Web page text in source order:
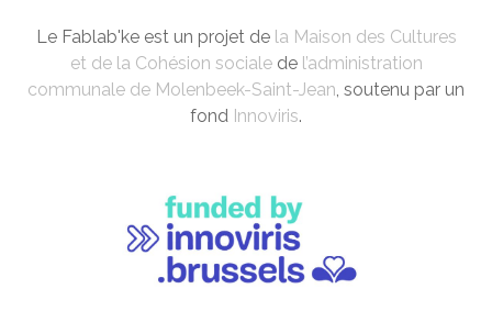
Le Fablab'ke est un projet de la Maison des Cultures
et de la Cohésion socialede l’administration
communale de Molenbeek-Saint-Jean, soutenu par un
fond Innoviris.